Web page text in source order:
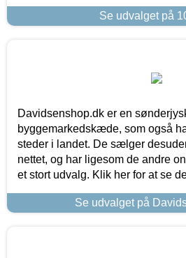
Se udvalget på
Davidsenshop.dk er en
byggemarkedskæde, som også
steder i landet. De sælger
nettet, og har ligesom de andre
et stort udvalg. Klik her for at se
Se udvalget på